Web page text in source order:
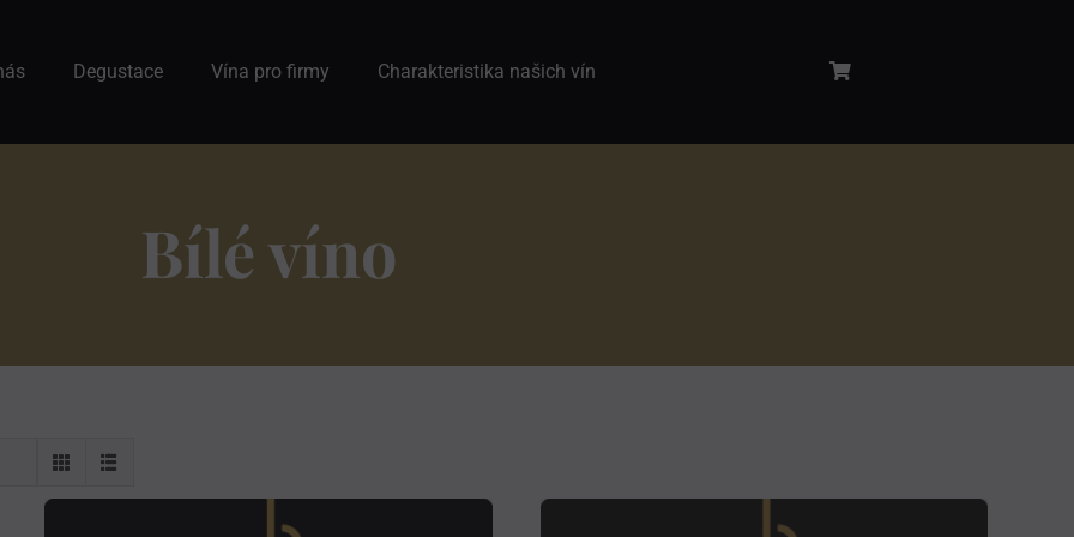
Degustace Vína pro firmy Charakteristika našich vín
Bílé víno